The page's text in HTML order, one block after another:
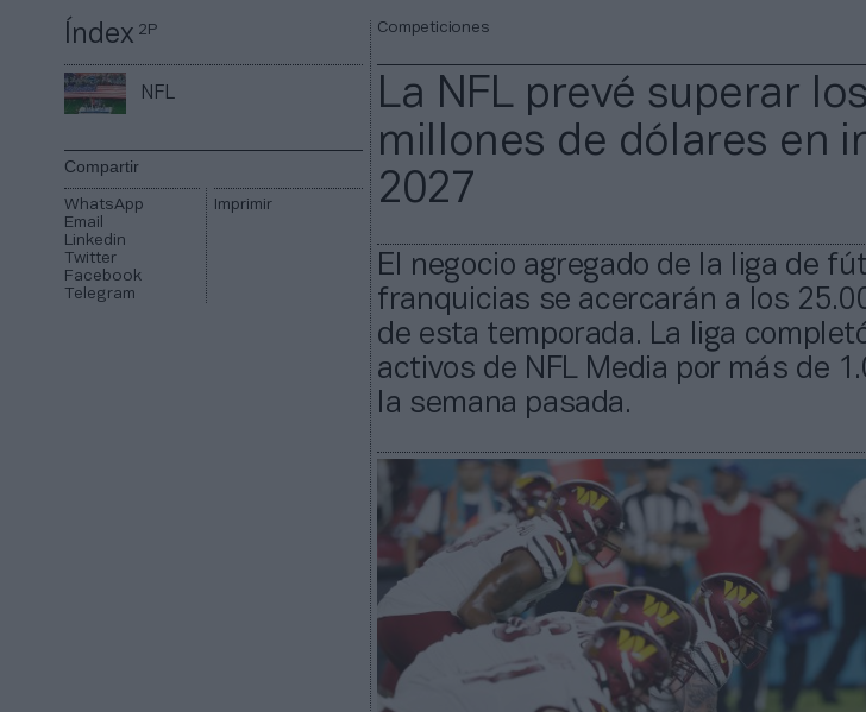
Índex2P
NFL
Compartir
WhatsApp
Email
Linkedin
Twitter
Facebook
Telegram
Imprimir
Competiciones
La NFL prevé superar
millones de dólares en
2027
El negocio agregado de la liga de
franquicias se acercarán a los
de esta temporada. La liga
activos de NFL Media por más de
la semana pasada.